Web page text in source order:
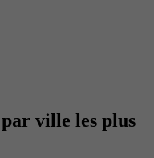
ville les plus